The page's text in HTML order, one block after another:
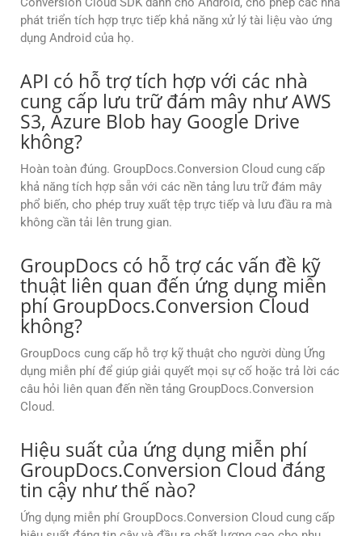
phát triển tích hợp trực tiếp khả năng xử lý tài liệu vào ứng
dụng Android của họ.
API có hỗ trợ tích hợp với các nhà
cung cấp lưu trữ đám mây như AWS
S3, Azure Blob hay Google Drive
không?
Hoàn toàn đúng. GroupDocs.Conversion Cloud cung cấp
khả năng tích hợp sẵn với các nền tảng lưu trữ đám mây
phổ biến, cho phép truy xuất tệp trực tiếp và lưu đầu ra mà
không cần tải lên trung gian.
GroupDocs có hỗ trợ các vấn đề kỹ
thuật liên quan đến ứng dụng miễn
phí GroupDocs.Conversion Cloud
không?
GroupDocs cung cấp hỗ trợ kỹ thuật cho người dùng Ứng
dụng miễn phí để giúp giải quyết mọi sự cố hoặc trả lời các
câu hỏi liên quan đến nền tảng GroupDocs.Conversion
Cloud.
Hiệu suất của ứng dụng miễn phí
GroupDocs.Conversion Cloud đáng
tin cậy như thế nào?
Ứng dụng miễn phí GroupDocs.Conversion Cloud cung cấp